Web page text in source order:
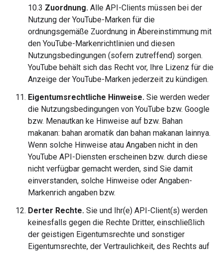
10.3 Zuordnung. Alle API-Clients müssen bei der
Nutzung der YouTube-Marken für die
ordnungsgemäße Zuordnung in Ábereinstimmung mit
den YouTube-Markenrichtlinien und diesen
Nutzungsbedingungen (sofern zutreffend) sorgen.
YouTube behält sich das Recht vor, Ihre Lizenz für die
Anzeige der YouTube-Marken jederzeit zu kündigen.
Eigentumsrechtliche Hinweise. Sie werden weder
die Nutzungsbedingungen von YouTube bzw. Google
bzw. Menautkan ke Hinweise auf bzw. Bahan
makanan: bahan aromatik dan bahan makanan lainnya.
Wenn solche Hinweise atau Angaben nicht in den
YouTube API-Diensten erscheinen bzw. durch diese
nicht verfügbar gemacht werden, sind Sie damit
einverstanden, solche Hinweise oder Angaben-
Markenrich angaben bzw.
Derter Rechte. Sie und Ihr(e) API-Client(s) werden
keinesfalls gegen die Rechte Dritter, einschließlich
der geistigen Eigentumsrechte und sonstiger
Eigentumsrechte, der Vertraulichkeit, des Rechts auf